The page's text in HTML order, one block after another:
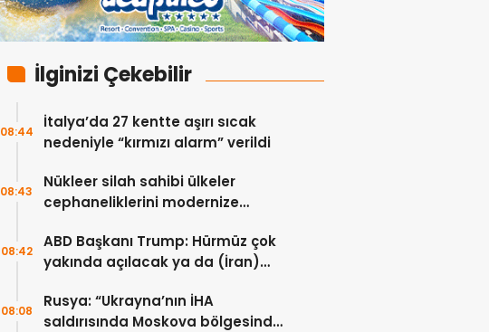
İlginizi Çekebilir
İtalya’da 27 kentte aşırı sıcak
nedeniyle “kırmızı alarm” verildi
08:44
Nükleer silah sahibi ülkeler
cephaneliklerini modernize
08:43
ABD Başkanı Trump: Hürmüz çok
yakında açılacak ya da (İran)
08:42
Rusya: “Ukrayna’nın İHA
saldırısında Moskova bölgesinde
08:08